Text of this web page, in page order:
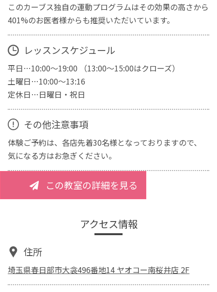
このカーブス独自の運動プログラムはその効果の高さから
401%のお医者様からも推奨いただいています。
レッスンスケジュール
平日…10:00～19:00 （13:00～15:00はクローズ）
土曜日…10:00～13:16
定休日…日曜日・祝日
その他注意事項
体験ご予約は、各店先着30名様となっておりますので、
気になる方はお急ぎください。
この教室の詳細を見る
アクセス情報
住所
埼玉県春日部市大衾496番地14 ヤオコー南桜井店 2F